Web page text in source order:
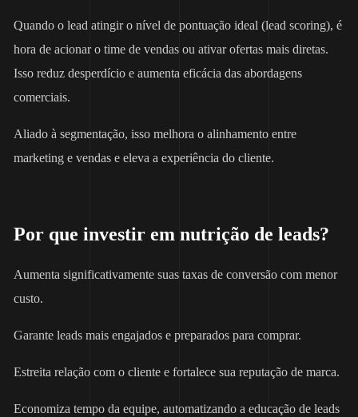
Quando o lead atingir o nível de pontuação ideal (lead scoring), é
hora de acionar o time de vendas ou ativar ofertas mais diretas.
Isso reduz desperdício e aumenta eficácia das abordagens
comerciais.
Aliado à segmentação, isso melhora o alinhamento entre
marketing e vendas e eleva a experiência do cliente.
Por que investir em nutrição de leads?
Aumenta significativamente suas taxas de conversão com menor
custo.
Garante leads mais engajados e preparados para comprar.
Estreita relação com o cliente e fortalece sua reputação de marca.
Economiza tempo da equipe, automatizando a educação de leads